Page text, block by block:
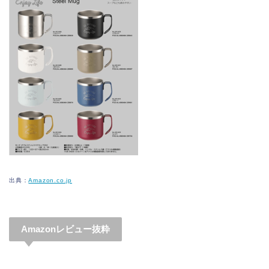
出典：Amazon.co.jp
Amazonレビュー抜粋